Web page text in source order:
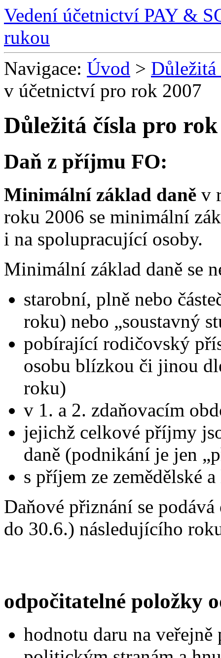
Vedení účetnictví PAY &
rukou
Navigace: Úvod >
v účetnictví pro rok 2007
Důležitá čísla pro rok
Daň z příjmu FO:
Minimální základ daně v
roku 2006 se minimální
i na spolupracující osoby.
Minimální základ daně se
starobní, plně nebo
roku) nebo „soustavný
pobírající rodičovský
osobu blízkou či jinou
roku)
v 1. a 2. zdaňovacím
jejichž celkové příjmy
daně (podnikání je jen
s příjem ze zemědělské
Daňové přiznání se
do 30.6.) následujícího
odpočitatelné položky
hodnotu daru na veřejně